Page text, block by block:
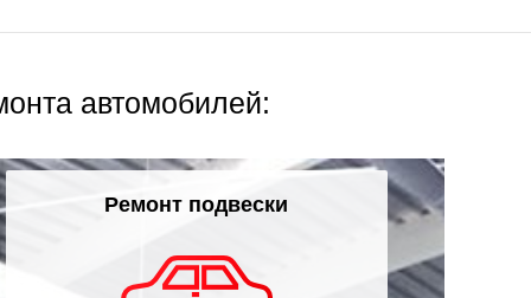
автомобилей:
Ремонт подвески